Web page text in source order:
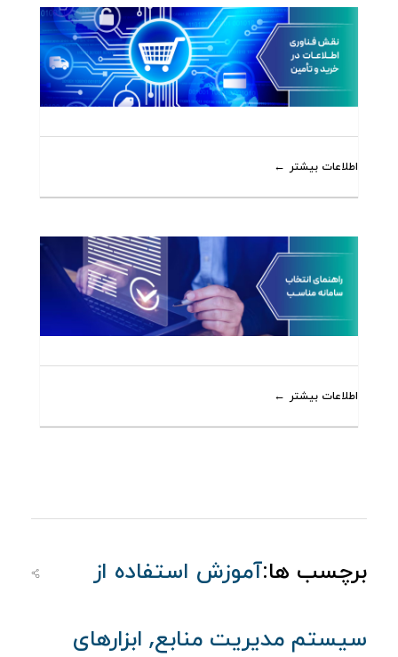
اطلاعات بیشتر
اطلاعات بیشتر
برچسب ها:آموزش استفاده از
سیستم مدیریت منابع, ابزارهای